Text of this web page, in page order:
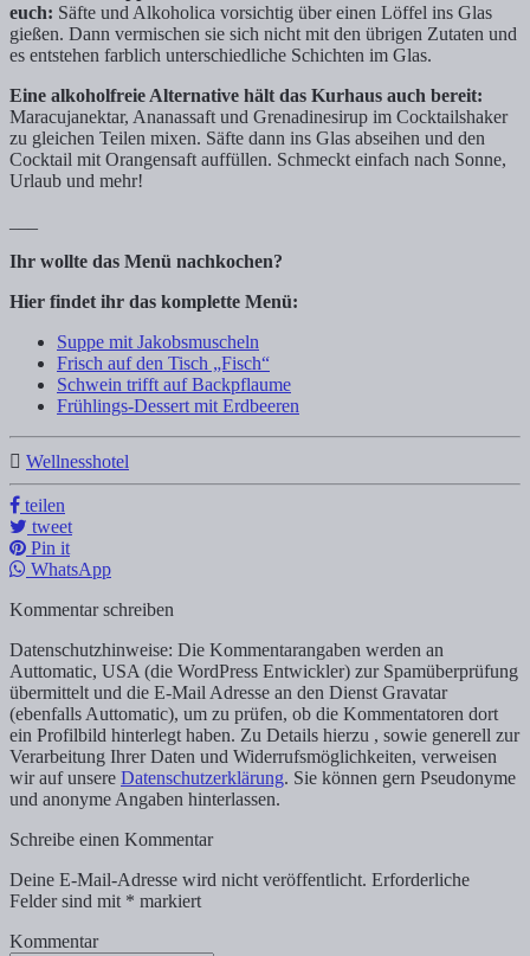
euch: Säfte und Alkoholica vorsichtig über einen Löffel ins Glas
gießen. Dann vermischen sie sich nicht mit den übrigen Zutaten und
es entstehen farblich unterschiedliche Schichten im Glas.
Eine alkoholfreie Alternative hält das Kurhaus auch bereit:
Maracujanektar, Ananassaft und Grenadinesirup im Cocktailshaker
zu gleichen Teilen mixen. Säfte dann ins Glas abseihen und den
Cocktail mit Orangensaft auffüllen. Schmeckt einfach nach Sonne,
Urlaub und mehr!
Ihr wollte das Menü nachkochen?
Hier findet ihr das komplette Menü:
Suppe mit Jakobsmuscheln
Frisch auf den Tisch „Fisch“
Schwein trifft auf Backpflaume
Frühlings-Dessert mit Erdbeeren
Wellnesshotel
teilen
tweet
Pin it
WhatsApp
Kommentar schreiben
Datenschutzhinweise: Die Kommentarangaben werden an
Auttomatic, USA (die WordPress Entwickler) zur Spamüberprüfung
übermittelt und die E-Mail Adresse an den Dienst Gravatar
(ebenfalls Auttomatic), um zu prüfen, ob die Kommentatoren dort
ein Profilbild hinterlegt haben. Zu Details hierzu , sowie generell zur
Verarbeitung Ihrer Daten und Widerrufsmöglichkeiten, verweisen
wir auf unsere Datenschutzerklärung. Sie können gern Pseudonyme
und anonyme Angaben hinterlassen.
Schreibe einen Kommentar
Deine E-Mail-Adresse wird nicht veröffentlicht. Erforderliche
Felder sind mit * markiert
Kommentar